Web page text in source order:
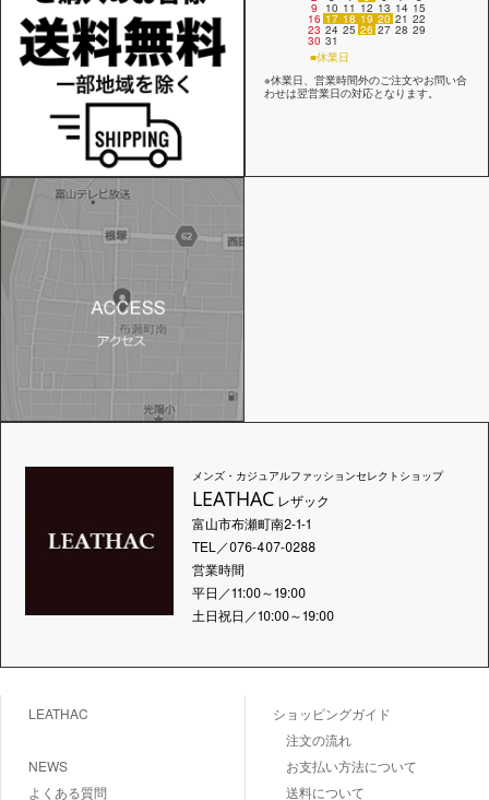
9 10 11 12 13 14 15
16 17 18 19 20 21 22
23 24 25 26 27 28 29
30 31
■休業日
※休業日、営業時間外のご注文やお問い合
わせは翌営業日の対応となります。
メンズ・カジュアルファッションセレクトショップ
LEATHACレザック
富山市布瀬町南2-1-1
TEL／076-407-0288
営業時間
平日／11:00～19:00
土日祝日／10:00～19:00
LEATHAC
NEWS
よくある質問
ショッピングガイド
注文の流れ
お支払い方法について
送料について